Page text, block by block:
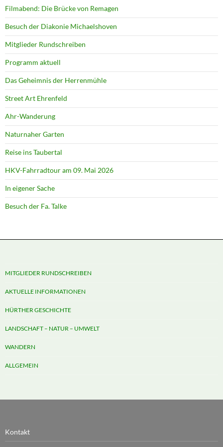
Filmabend: Die Brücke von Remagen
Besuch der Diakonie Michaelshoven
Mitglieder Rundschreiben
Programm aktuell
Das Geheimnis der Herrenmühle
Street Art Ehrenfeld
Ahr-Wanderung
Naturnaher Garten
Reise ins Taubertal
HKV-Fahrradtour am 09. Mai 2026
In eigener Sache
Besuch der Fa. Talke
MITGLIEDER RUNDSCHREIBEN
AKTUELLE INFORMATIONEN
HÜRTHER GESCHICHTE
LANDSCHAFT – NATUR – UMWELT
WANDERN
ALLGEMEIN
Kontakt